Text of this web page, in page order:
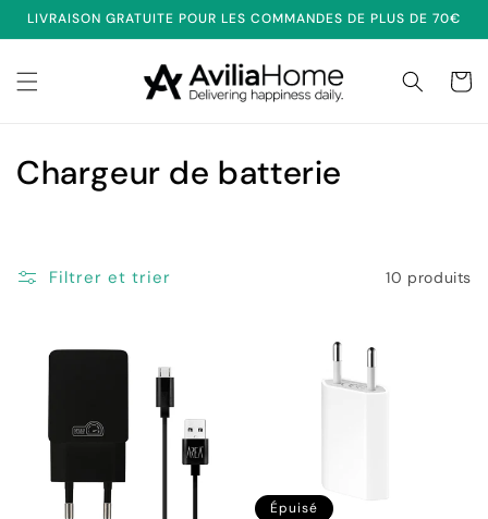
passer
au
LIVRAISON GRATUITE POUR LES COMMANDES DE PLUS DE 70€
Panier
C
Chargeur de batterie
Filtrer et trier 10 produits
Épuisé